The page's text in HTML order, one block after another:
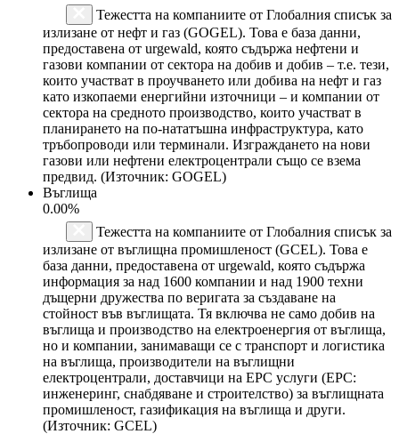
Тежестта на компаниите от Глобалния списък за
излизане от нефт и газ (GOGEL). Това е база данни,
предоставена от urgewald, която съдържа нефтени и
газови компании от сектора на добив и добив – т.е. тези,
които участват в проучването или добива на нефт и газ
като изкопаеми енергийни източници – и компании от
сектора на средното производство, които участват в
планирането на по-нататъшна инфраструктура, като
тръбопроводи или терминали. Изграждането на нови
газови или нефтени електроцентрали също се взема
предвид. (Източник: GOGEL)
Въглища
0.00%
Тежестта на компаниите от Глобалния списък за
излизане от въглищна промишленост (GCEL). Това е
база данни, предоставена от urgewald, която съдържа
информация за над 1600 компании и над 1900 техни
дъщерни дружества по веригата за създаване на
стойност във въглищата. Тя включва не само добив на
въглища и производство на електроенергия от въглища,
но и компании, занимаващи се с транспорт и логистика
на въглища, производители на въглищни
електроцентрали, доставчици на EPC услуги (EPC:
инженеринг, снабдяване и строителство) за въглищната
промишленост, газификация на въглища и други.
(Източник: GCEL)